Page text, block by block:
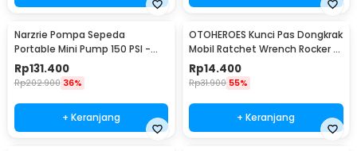
Narzrie Pompa Sepeda
Portable Mini Pump 150 PSI -
8004
Rp131.400
Rp202.900 36%
+ Keranjang
OTOHEROES Kunci Pas Dongkrak
Mobil Ratchet Wrench Rocker -
GS205
Rp14.400
Rp31.900 55%
+ Keranjang